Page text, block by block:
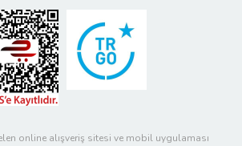
online alışveriş sitesi ve mobil uygulaması